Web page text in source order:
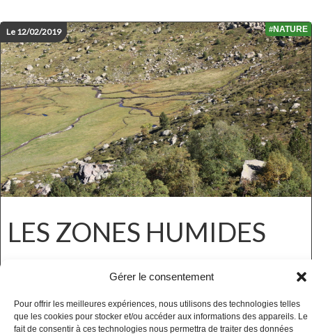
Gérer le consentement
Pour offrir les meilleures expériences, nous utilisons des technologies telles
que les cookies pour stocker et/ou accéder aux informations des appareils. Le
fait de consentir à ces technologies nous permettra de traiter des données
Le 12/02/2019 #NATURE
LES ZONES HUMIDES
Les zones humides sont de véritables réservoirs de
zones humides de l’Association des Naturalistes d’Ariège,
nous explique l’importance de la tourbière en montagne